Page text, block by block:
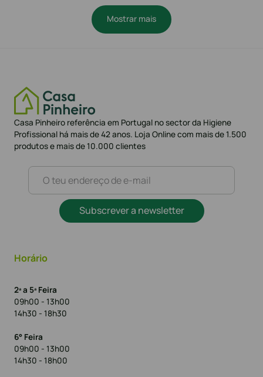
Mostrar mais
Casa Pinheiro referência em Portugal no sector da Higiene
Profissional há mais de 42 anos. Loja Online com mais de 1.500
produtos e mais de 10.000 clientes
Subscrever a newsletter
Horário
2ª a 5ª Feira
09h00 - 13h00
14h30 - 18h30
6° Feira
09h00 - 13h00
14h30 - 18h00